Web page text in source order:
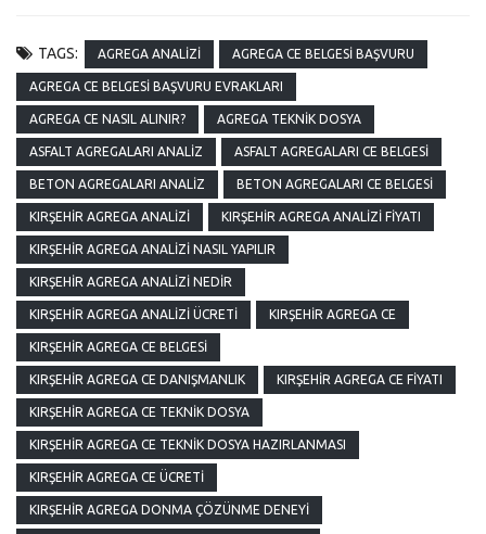
TAGS: AGREGA ANALIZI AGREGA CE BELGESI BAŞVURU
AGREGA CE BELGESI BAŞVURU EVRAKLARI
AGREGA CE NASIL ALINIR? AGREGA TEKNIK DOSYA
ASFALT AGREGALARI ANALIZ ASFALT AGREGALARI CE BELGESI
BETON AGREGALARI ANALIZ BETON AGREGALARI CE BELGESI
KIRŞEHIR AGREGA ANALIZI KIRŞEHIR AGREGA ANALIZI FIYATI
KIRŞEHIR AGREGA ANALIZI NASIL YAPILIR
KIRŞEHIR AGREGA ANALIZI NEDIR
KIRŞEHIR AGREGA ANALIZI ÜCRETI KIRŞEHIR AGREGA CE
KIRŞEHIR AGREGA CE BELGESI
KIRŞEHIR AGREGA CE DANIŞMANLIK KIRŞEHIR AGREGA CE FIYATI
KIRŞEHIR AGREGA CE TEKNIK DOSYA
KIRŞEHIR AGREGA CE TEKNIK DOSYA HAZIRLANMASI
KIRŞEHIR AGREGA CE ÜCRETI
KIRŞEHIR AGREGA DONMA ÇÖZÜNME DENEYI